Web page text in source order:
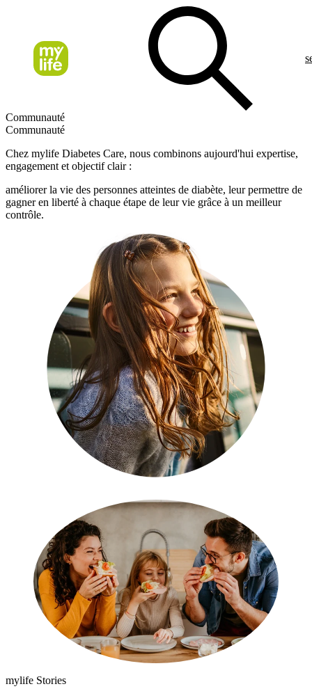
Communauté
Communauté
Chez mylife Diabetes Care, nous combinons aujourd'hui expertise,
engagement et objectif clair :
améliorer la vie des personnes atteintes de diabète, leur permettre de
gagner en liberté à chaque étape de leur vie grâce à un meilleur
contrôle.
mylife Stories